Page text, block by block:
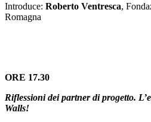
Introduce: Roberto Ventresca,
Romagna
ORE 17.30
Riflessioni dei partner di progetto.
Walls!